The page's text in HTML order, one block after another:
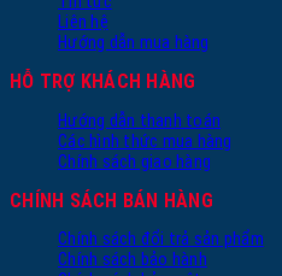
Liên hệ
Hướng dẫn mua hàng
HỖ TRỢ KHÁCH HÀNG
Hướng dẫn thanh toán
Các hình thức mua hàng
Chính sách giao hàng
CHÍNH SÁCH BÁN HÀNG
Chính sách đổi trả sản phẩm
Chính sách bảo hành